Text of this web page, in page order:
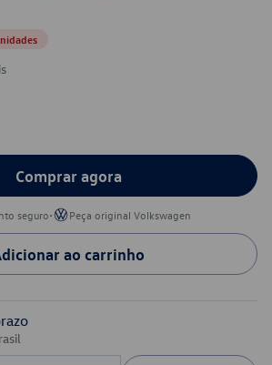
Comprar agora
seguro• Peça original Volkswagen
ao carrinho